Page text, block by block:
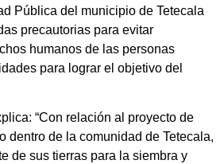
Pública del municipio de Tetecala
precautorias para evitar
humanos de las personas
para lograr el objetivo del
“Con relación al proyecto de
dentro de la comunidad de Tetecala,
de sus tierras para la siembra y